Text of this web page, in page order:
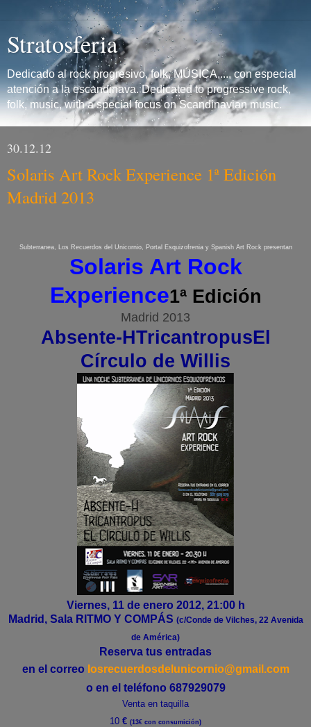
Stratosferia
Dedicado al rock progresivo, folk, MÚSICA,..., con especial
atención a la escandinava. Dedicated to progressive rock,
folk, music, with a special focus on Scandinavian music.
30.12.12
Solaris Art Rock Experience 1ª Edición
Madrid 2013
Subterranea, Los Recuerdos del Unicornio, Portal Esquizofrenia y Spanish Art Rock presentan
Solaris Art Rock
Experience1ª Edición
Madrid 2013
Absente-HTricantropusEl
Círculo de Willis
Viernes, 11 de enero 2012, 21:00 h
Madrid, Sala RITMO Y COMPÁS (c/Conde de Vilches, 22 Avenida
de América)
Reserva tus entradas
en el correo losrecuerdosdelunicornio@gmail.com
o en el teléfono 687929079
Venta en taquilla
10 € (13€ con consumición)